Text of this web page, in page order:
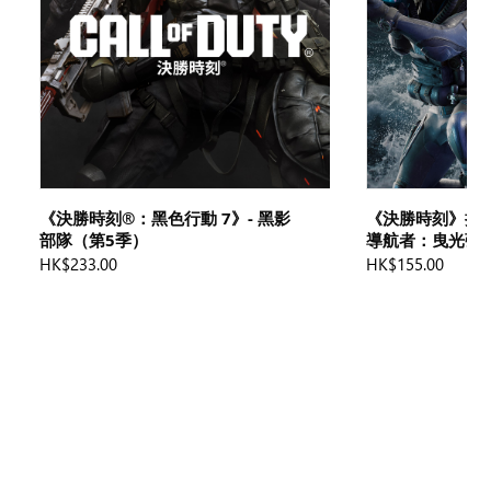
《決勝時刻®：黑色行動 7》- 黑影
部隊（第5季）
HK$233.00
《決勝時刻》捐
導航者：曳光彈
HK$155.00